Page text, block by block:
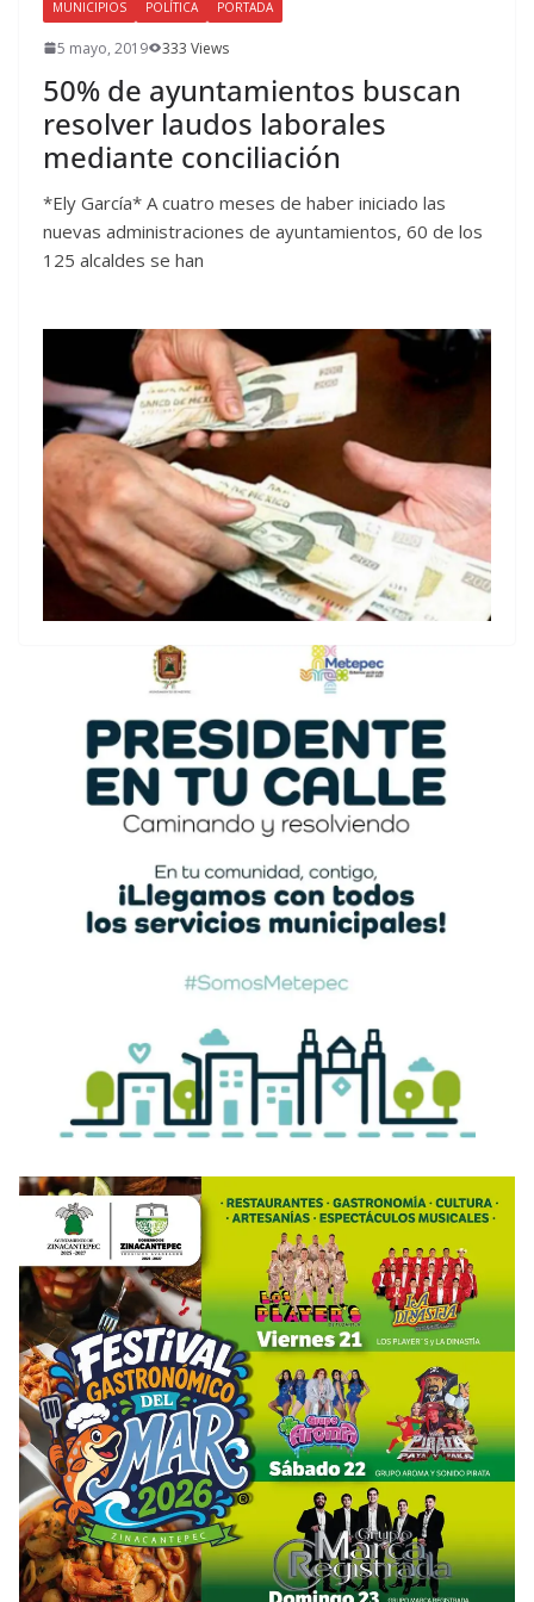
MUNICIPIOS POLÍTICA PORTADA
5 mayo, 2019 333 Views
50% de ayuntamientos buscan
resolver laudos laborales
mediante conciliación
*Ely García* A cuatro meses de haber iniciado las
nuevas administraciones de ayuntamientos, 60 de los
125 alcaldes se han